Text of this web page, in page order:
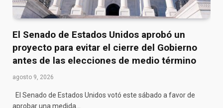
El Senado de Estados Unidos aprobó un
proyecto para evitar el cierre del Gobierno
antes de las elecciones de medio término
agosto 9, 2026
El Senado de Estados Unidos votó este sábado a favor de
aprobar una medida…